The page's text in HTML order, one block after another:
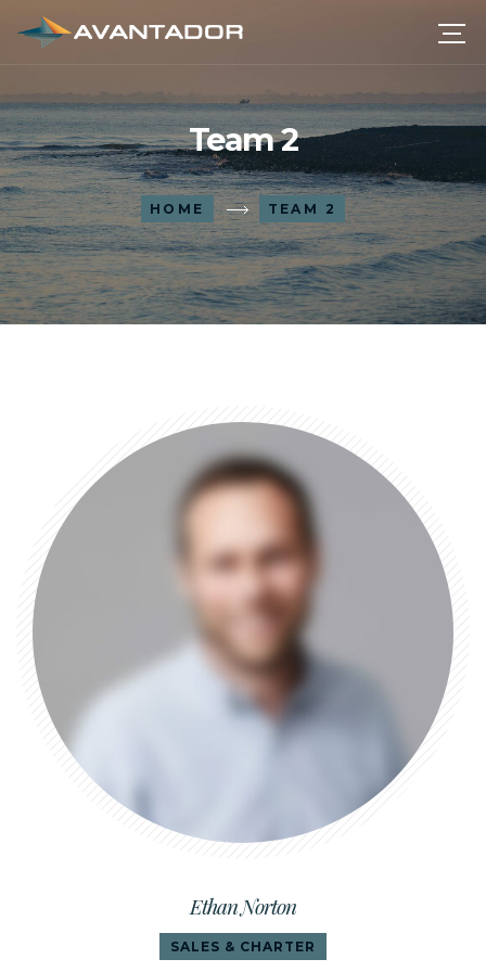
Team 2
HOME TEAM 2
Ethan Norton
SALES & CHARTER